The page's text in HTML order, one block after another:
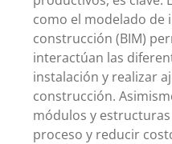
como el modelado de
construcción (BIM)
interactúan las
instalación y realizar
construcción.
módulos y
proceso y reducir